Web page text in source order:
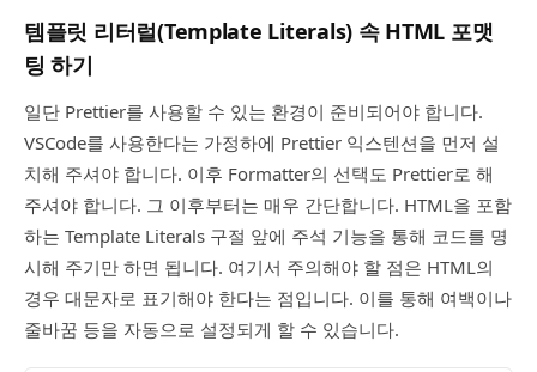
템플릿 리터럴(Template Literals) 속 HTML 포맷
팅 하기
일단 Prettier를 사용할 수 있는 환경이 준비되어야 합니다.
VSCode를 사용한다는 가정하에 Prettier 익스텐션을 먼저 설
치해 주셔야 합니다. 이후 Formatter의 선택도 Prettier로 해
주셔야 합니다. 그 이후부터는 매우 간단합니다. HTML을 포함
하는 Template Literals 구절 앞에 주석 기능을 통해 코드를 명
시해 주기만 하면 됩니다. 여기서 주의해야 할 점은 HTML의
경우 대문자로 표기해야 한다는 점입니다. 이를 통해 여백이나
줄바꿈 등을 자동으로 설정되게 할 수 있습니다.